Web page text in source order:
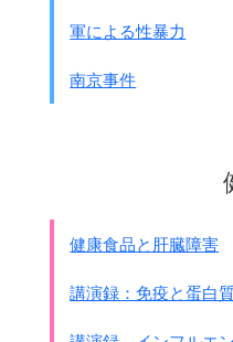
極東委員会が｢新憲法採
天皇の諮問機関・枢密院
｢帝国憲法改正案｣が 第90
明治憲法第73条の改正手
● 同 6月21日、
し、
軍による性暴力
南京事件
健康食品と肝臓障害
講演録：免疫と蛋白